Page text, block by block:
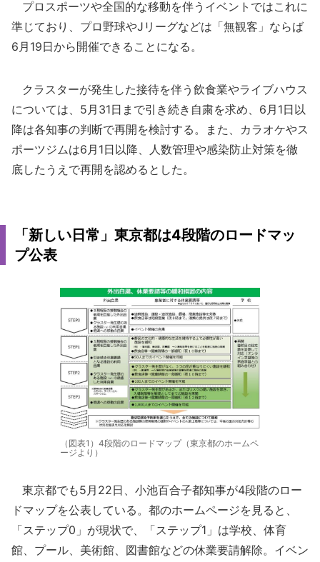
プロスポーツや全国的な移動を伴うイベントではこれに
準じており、プロ野球やJリーグなどは「無観客」ならば
6月19日から開催できることになる。
クラスターが発生した接待を伴う飲食業やライブハウス
については、5月31日まで引き続き自粛を求め、6月1日以
降は各知事の判断で再開を検討する。また、カラオケやス
ポーツジムは6月1日以降、人数管理や感染防止対策を徹
底したうえで再開を認めるとした。
「新しい日常」東京都は4段階のロードマッ
プ公表
（図表1）4段階のロードマップ（東京都のホームペ
ージより）
東京都でも5月22日、小池百合子都知事が4段階のロー
ドマップを公表している。都のホームページを見ると、
「ステップ0」が現状で、「ステップ1」は学校、体育
館、プール、美術館、図書館などの休業要請解除。イベン